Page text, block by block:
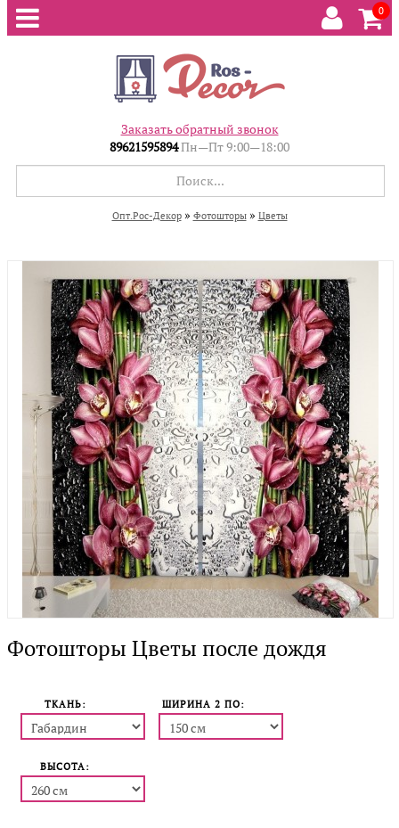
0
Заказать обратный звонок
89621595894Пн—Пт 9:00—18:00
Опт.Рос-Декор » Фотошторы » Цветы
Фотошторы Цветы после дождя
ТКАНЬ: ШИРИНА 2 ПO:
ВЫСОТА: